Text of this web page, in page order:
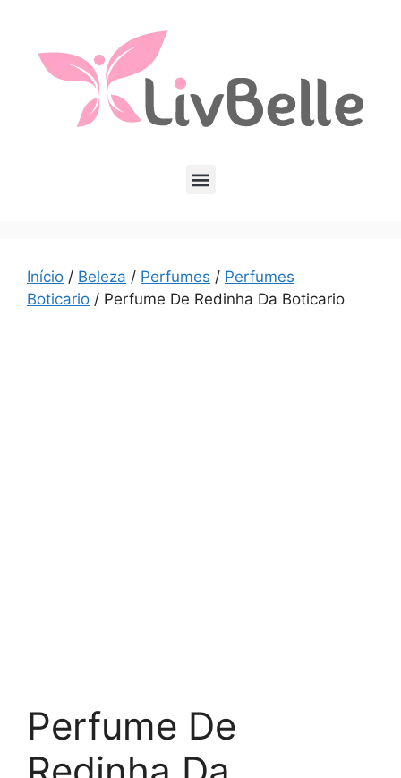
Início / Beleza / Perfumes / Perfumes
Boticario / Perfume De Redinha Da Boticario
Perfume De